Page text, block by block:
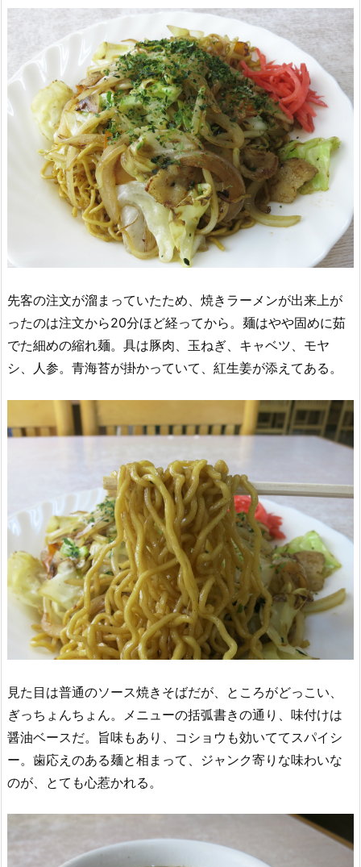
先客の注文が溜まっていたため、焼きラーメンが出来上が
ったのは注文から20分ほど経ってから。麺はやや固めに茹
でた細めの縮れ麺。具は豚肉、玉ねぎ、キャベツ、モヤ
シ、人参。青海苔が掛かっていて、紅生姜が添えてある。
見た目は普通のソース焼きそばだが、ところがどっこい、
ぎっちょんちょん。メニューの括弧書きの通り、味付けは
醤油ベースだ。旨味もあり、コショウも効いててスパイシ
ー。歯応えのある麺と相まって、ジャンク寄りな味わいな
のが、とても心惹かれる。